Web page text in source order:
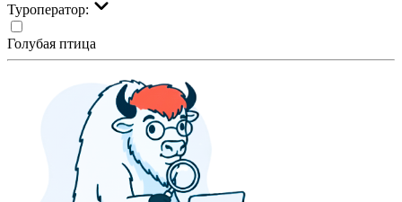
Туроператор:
Голубая птица